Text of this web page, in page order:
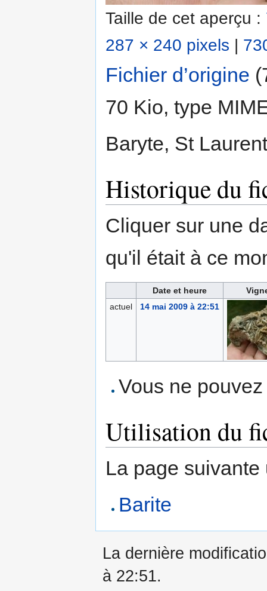
Taille de cet aperçu :
287 × 240 pixels |
Fichier d’origine
70 Kio, type
Baryte, St
Historique du
Cliquer sur une
qu'il était à ce
Date et heure
actuel
14 mai 2009 à 22:51
Vous ne
Utilisation du
La page
Barite
La dernière
à 22:51.